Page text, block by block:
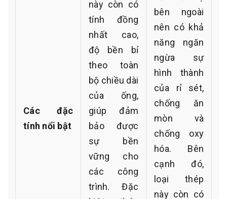
Các đặc
tính nổi bật
này còn có
tính đồng
nhất cao,
độ bền bỉ
theo toàn
bộ chiều dài
của ống,
giúp đảm
bảo được
sự bền
vững cho
các công
trình. Đặc
bên ngoài
nên có khả
năng ngăn
ngừa sự
hình thành
của rỉ sét,
chống ăn
mòn và
chống oxy
hóa. Bên
cạnh đó,
loại thép
này còn có